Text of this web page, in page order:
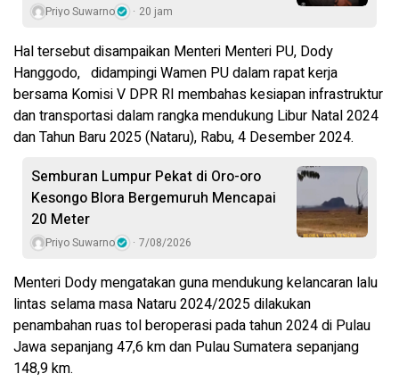
Priyo Suwarno 20 jam
Hal tersebut disampaikan Menteri Menteri PU, Dody
Hanggodo, didampingi Wamen PU dalam rapat kerja
bersama Komisi V DPR RI membahas kesiapan infrastruktur
dan transportasi dalam rangka mendukung Libur Natal 2024
dan Tahun Baru 2025 (Nataru), Rabu, 4 Desember 2024.
Semburan Lumpur Pekat di Oro-oro
Kesongo Blora Bergemuruh Mencapai
20 Meter
Priyo Suwarno 7/08/2026
Menteri Dody mengatakan guna mendukung kelancaran lalu
lintas selama masa Nataru 2024/2025 dilakukan
penambahan ruas tol beroperasi pada tahun 2024 di Pulau
Jawa sepanjang 47,6 km dan Pulau Sumatera sepanjang
148,9 km.